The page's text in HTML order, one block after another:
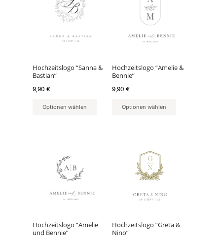
Hochzeitslogo “Sanna &
Bastian”
9,90 €
Optionen wählen
Hochzeitslogo “Amelie &
Bennie”
9,90€
Optionen wählen
Hochzeitslogo “Amelie
und Bennie”
Hochzeitslogo “Greta &
Nino”